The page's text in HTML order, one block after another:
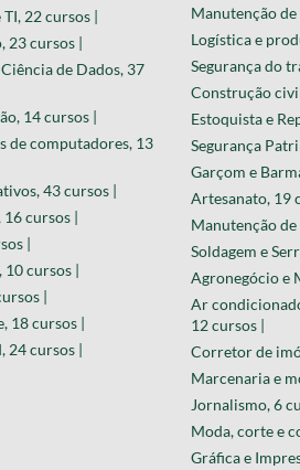
22 cursos |
23 cursos |
de Dados, 37
14 cursos |
de computadores, 13
43 cursos |
16 cursos |
|
10 cursos |
|
18 cursos |
24 cursos |
Manutenção
Logística e
Segurança do
Construção
Estoquista e
Segurança
Garçom e
Artesanato, 19
Manutenção
Soldagem e
Agronegócio e
Ar
12 cursos |
Corretor de
Marcenaria e
Jornalismo, 6
Moda, corte e
Gráfica e